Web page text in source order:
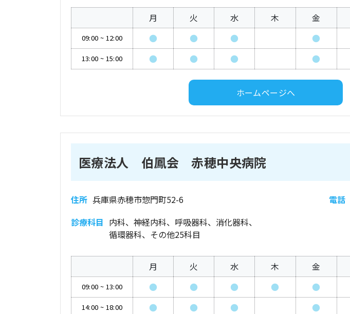
月 火 水 木 金
09:00 ~ 12:00 ● ● ● ●
13:00 ~ 15:00 ● ● ● ●
ホームページへ
医療法人 伯鳳会 赤穂中央病院
住所 兵庫県赤穂市惣門町52-6 電話
診療科目 内科、神経内科、呼吸器科、消化器科、
循環器科、その他25科目
月 火 水 木 金
09:00 ~ 13:00 ● ● ● ● ●
14:00 ~ 18:00 ● ● ● ●